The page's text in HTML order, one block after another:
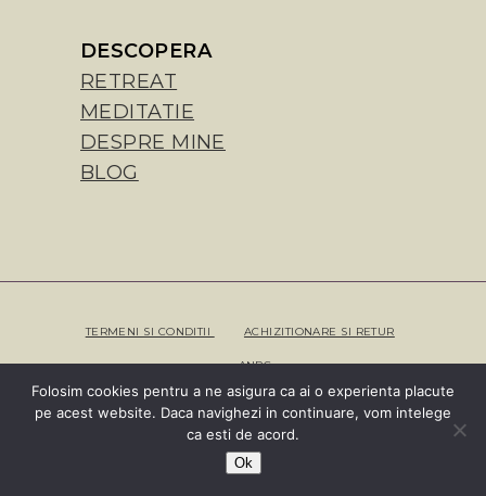
DESCOPERA
RETREAT
MEDITATIE
DESPRE MINE
BLOG
TERMENI SI CONDITII ACHIZITIONARE SI RETUR
ANPC
Copyright Mirela Ivaz 2023 | WEBSITE & BRANDING
REALIZATE DE AMA MIHAESCU CREATIVE STUDIO
Folosim cookies pentru a ne asigura ca ai o experienta placute
pe acest website. Daca navighezi in continuare, vom intelege
ca esti de acord.
Ok